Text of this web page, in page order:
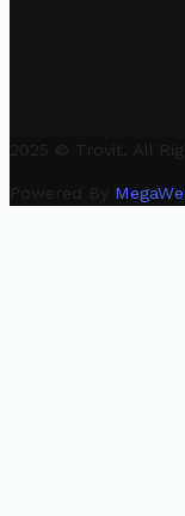
2025 © Trovit. All
Powered By